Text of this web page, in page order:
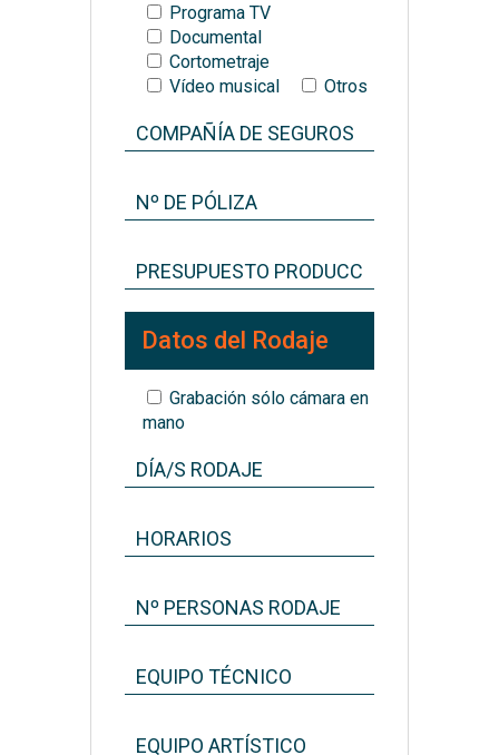
Programa TV
Documental
Cortometraje
Vídeo musical
Otros
Datos del Rodaje
Grabación sólo cámara en
mano